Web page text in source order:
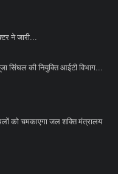
ने जारी...
सिंघल की नियुक्ति आईटी विभाग...
को चमकाएगा जल शक्ति मंत्रालय